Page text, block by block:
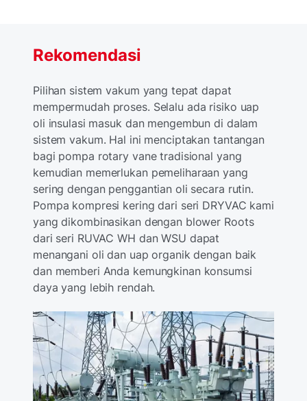
Rekomendasi
Pilihan sistem vakum yang tepat dapat
mempermudah proses. Selalu ada risiko uap
oli insulasi masuk dan mengembun di dalam
sistem vakum. Hal ini menciptakan tantangan
bagi pompa rotary vane tradisional yang
kemudian memerlukan pemeliharaan yang
sering dengan penggantian oli secara rutin.
Pompa kompresi kering dari seri DRYVAC kami
yang dikombinasikan dengan blower Roots
dari seri RUVAC WH dan WSU dapat
menangani oli dan uap organik dengan baik
dan memberi Anda kemungkinan konsumsi
daya yang lebih rendah.